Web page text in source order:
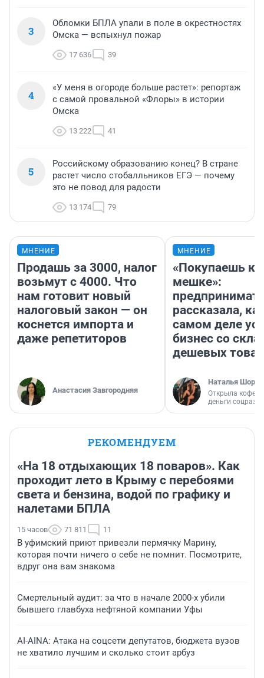
3
Обломки БПЛА упали в поле в окрестностях
Омска — вспыхнул пожар
17 636 39
4
«У меня в огороде больше растет»: репортаж
с самой провальной «Флоры» в истории
Омска
13 222 41
5
Российскому образованию конец? В стране
растет число стобалльников ЕГЭ — почему
это не повод для радости
13 174 79
МНЕНИЕ
Продашь за 3000, налог
возьмут с 4000. Что
нам готовит новый
налоговый закон — он
коснется импорта и
даже репетиторов
Анастасия Завгородняя
МНЕНИЕ
«Покупаешь
мешке»:
рассказала,
самом деле
бизнес со
дешевых
Наталья
Открыла
деньги
РЕКОМЕНДУЕМ
«На 18 отдыхающих 18 поваров». Как
проходит лето в Крыму с перебоями
света и бензина, водой по графику и
налетами БПЛА
15 часов 71 811 11
В уфимский приют привезли пермячку Марину,
которая почти ничего о себе не помнит. Посмотрите,
вдруг она вам знакома
Смертельный аудит: за что в начале 2000-х убили
бывшего главбуха нефтяной компании Уфы
AI-AINA: Атака на соцсети депутатов, бюджета вузов
не хватило лучшим и сколько стоит арбуз